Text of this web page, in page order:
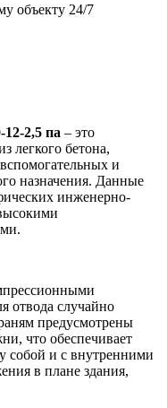
объекту 24/7
2,5 па – это
легкого бетона,
и
назначения. Данные
инженерно-
отвода случайно
предусмотрены
что обеспечивает
собой и с внутренними
в плане здания,